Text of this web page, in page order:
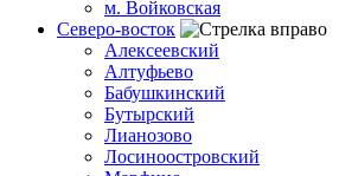
м. Войковская
Северо-восток
Алексеевский
Алтуфьево
Бабушкинский
Бутырский
Лианозово
Лосиноостровский